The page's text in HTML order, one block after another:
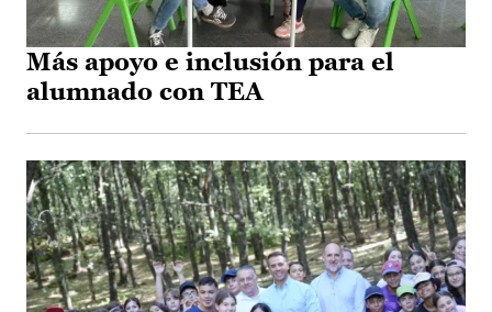
Más apoyo e inclusión para el
alumnado con TEA